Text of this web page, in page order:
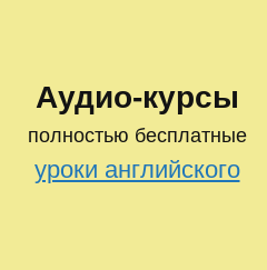
Аудио-курсы
полностью бесплатные
уроки английского